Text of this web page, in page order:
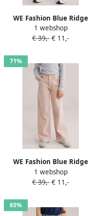
WE Fashion Blue Ridge
loose fit jeans baggy jeans
mintgroen
1 webshop
€ 39,- € 11,-
71%
WE Fashion Blue Ridge
low waist wide leg jeans
roze
1 webshop
€ 39,- € 11,-
65%